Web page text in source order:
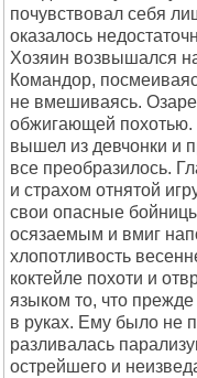
почувствовал себя
оказалось
Хозяин возвышался
Командор,
не вмешиваясь.
обжигающей похотью.
вышел из девчонки и
все преобразилось.
и страхом отнятой
свои опасные
осязаемым и вмиг
хлопотливость
коктейле похоти и
языком то, что
в руках. Ему было не
разливалась
острейшего и